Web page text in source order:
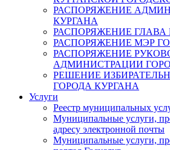
РАСПОРЯЖЕНИЕ
КУРГАНА
РАСПОРЯЖЕНИЕ ГЛАВА
РАСПОРЯЖЕНИЕ МЭР
РАСПОРЯЖЕНИЕ
АДМИНИСТРАЦИИ
РЕШЕНИЕ
ГОРОДА КУРГАНА
Услуги
Реестр муниципальных
Муниципальные услуги,
адресу электронной почты
Муниципальные услуги,